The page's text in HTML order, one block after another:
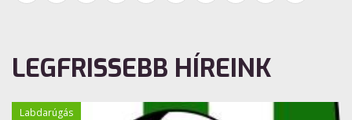
LEGFRISSEBB HÍREINK
Labdarúgás